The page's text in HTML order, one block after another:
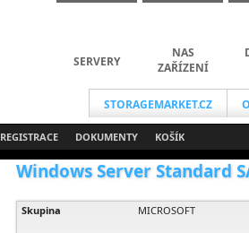
STORAGEMARKET.CZ
SERVERY
NAS
ZAŘÍZENÍ
REGISTRACE DOKUMENTY KOŠÍK
Windows Server Standard
Skupina MICROSOFT